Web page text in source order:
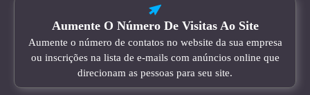
Aumente O Número De Visitas Ao Site
Aumente o número de contatos no website da sua empresa
ou inscrições na lista de e-mails com anúncios online que
direcionam as pessoas para seu site.